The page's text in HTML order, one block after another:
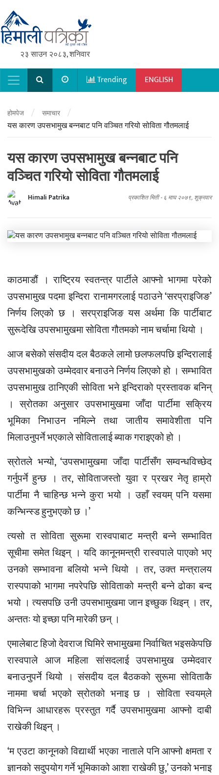
२३ साउन २०८३, शनिवार
Main NavigationTrending ENGLISH
होमपेज / समाचार /
यस कारण उपसभामुख बन्नबाट पनि वञ्चित गरियो सोविता गौतमलाई
यस कारण उपसभामुख बन्नबाट पनि
वञ्चित गरियो सोविता गौतमलाई
Himali Patrika प्रकाशित मिती - ६ माघ २०७९, शुक्रवार
काठमाडौं । राष्ट्रिय स्वतन्त्र पार्टीले आफ्नो भागमा परेको
उपसभामुख पदमा इन्दिरा रानामगरलाई पठाउने ‘सरप्राइजिङ’
निर्णय लिएको छ । सरप्राइजिङ यस अर्थमा कि पार्टीबाट
सुरूदेखि उपसभामुखमा सोविता गौतमको नाम चर्चामा थियो ।
आज बसेको संसदीय दल बैठकले लामो छलफलपछि इन्दिरालाई
उपसभामुखको उम्मेदवार बनाउने निर्णय लिएको हो । सम्भावित
उपसभामुख ठानिएकी सोविता भने इन्दिराको प्रस्तावक बनिन्
। स्रोतका अनुसार उपसभामुखमा जाँदा पार्टीमा सक्रिय
भूमिका निभाउन नमिल्ने तथा जातीय समावेशीता पनि
मिलाउनुपर्ने भएकाले सोवितालाई ब्याक गराइएको हो ।
स्रोतले भन्यो, ‘उपसभामुखमा जाँदा पार्टीसँग सम्वन्धविच्छेद
गर्नुपर्ने हुन्छ । तर, सोविताजस्तो युवा र प्रखर नेतृ हाम्रो
पार्टीमा नै चाहिन्छ भन्ने कुरा भयो । उहाँ स्वयम् पनि यसमा
कन्भिन्स्ड हुनुभएको छ ।’
त्यसो त सोविता सुरूमा रास्वपाबाट मन्त्री बन्ने सम्भावित
सूचीमा समेत थिइन् । यदि कानूनमन्त्री रास्वपाले पाएको भए
उनको सम्भावना बलियो भन्ने थियो । तर, उक्त मन्त्रालय
रास्पपाको भागमा नपरेपछि सोविताको मन्त्री बन्ने ढोका बन्द
भयो । त्यसपछि उनी उपसभामुखमा जान इच्छुक थिइन् । तर,
अन्ततः यो इच्छा पनि मारेकी छन् ।
एमालेबाट हिजो देवराज घिमिरे सभामुखमा निर्वाचित भइसकेपछि
रास्वपाले आज महिला सांसदलाई उपसभामुख उम्मेदवार
बनाउनुपर्ने थियो । संसदीय दल बैठकको सुरूमा सोविताकै
नाममा चर्चा भएको स्रोतको भनाइ छ । सोविता स्वयम्‌ले
विभिन्न आधारहरू प्रस्तुत गर्दै उपसभामुखमा आफ्नो दाबी
राखेकी थिइन् ।
‘म एउटा कानूनको विद्यार्थी भएका नाताले पनि आफ्नो क्षमता र
ज्ञानको सदुपयोग गर्ने भूमिकाको आशा राखेकी छु,’ उनको भनाइ